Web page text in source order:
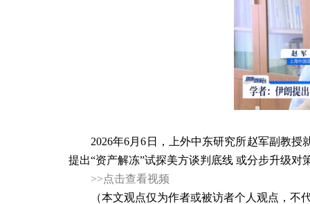
2026年6月6 日，上外中东研究所赵军副教授
提出“资产解冻”试探美方谈判底线 或分步升级对
>>点击查看视频
（本文观点仅为作者或被访者个人观点，不